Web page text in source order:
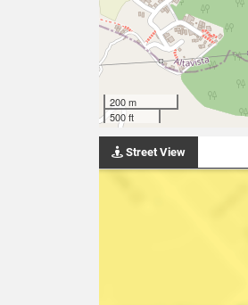
200 m
500 ft
Street View